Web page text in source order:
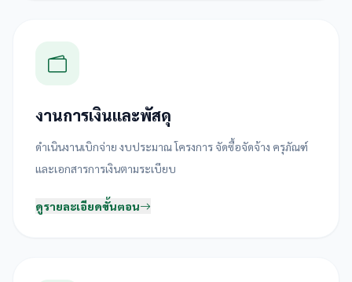
งานการเงินและพัสดุ
ดำเนินงานเบิกจ่าย งบประมาณ โครงการ จัดซื้อจัดจ้าง ครุภัณฑ์
และเอกสารการเงินตามระเบียบ
ดูรายละเอียดขั้นตอน